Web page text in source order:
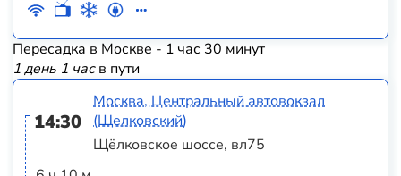
Пересадка в Москве - 1 час 30 минут
1 день 1 часв пути
14:30
Москва, Центральный автовокзал
(Щелковский)
Щёлковское шоссе, вл75